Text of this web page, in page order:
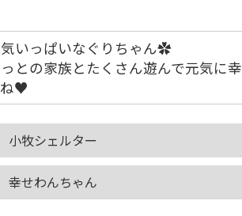
いっぱいなぐりちゃん✿
との家族とたくさん遊んで元気に幸
ね♥
小牧シェルター
幸せわんちゃん